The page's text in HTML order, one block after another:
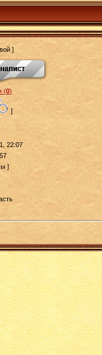
]
(0)
]
22:07
]